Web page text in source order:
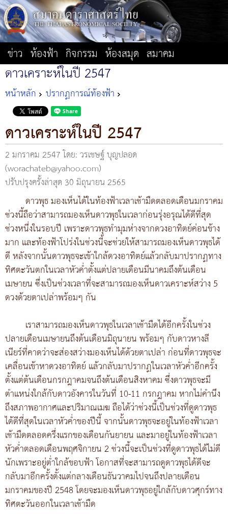
ข่าว ท้องฟ้า กิจกรรม ห้องสมุด สมาคม
ดาวเคราะห์ในปี 2547
หน้าหลัก ปรากฏการณ์ท้องฟ้า
ดาวเคราะห์ในปี 2547
2 มกราคม 2547โดย: วรเชษฐ์ บุญปลอด
(worachateb@yahoo.com)
ปรับปรุงครั้งล่าสุด 30 มิถุนายน 2565
ดาวพุธ มองเห็นได้ในท้องฟ้าเวลาเช้ามืดตลอดเดือนมกราคม
ช่วงนี้ถือว่าสามารถมองเห็นดาวพุธในเวลาก่อนรุ่งอรุณได้ดีที่สุด
ช่วงหนึ่งในรอบปี เพราะดาวพุธทำมุมห่างจากดวงอาทิตย์ค่อนข้าง
มาก และท้องฟ้าโปร่งในช่วงนี้จะช่วยให้สามารถมองเห็นดาวพุธได้
ดี หลังจากนั้นดาวพุธจะเข้าใกล้ดวงอาทิตย์แล้วกลับมาปรากฏทาง
ทิศตะวันตกในเวลาหัวค่ำตั้งแต่ปลายเดือนมีนาคมถึงต้นเดือน
เมษายน ซึ่งเป็นช่วงเวลาที่จะสามารถมองเห็นดาวเคราะห์สว่าง 5
ดวงด้วยตาเปล่าพร้อมๆ กัน
เราสามารถมองเห็นดาวพุธในเวลาเช้ามืดได้อีกครั้งในช่วง
ปลายเดือนเมษายนถึงต้นเดือนมิถุนายน พร้อมๆ กับดาวหางลี
เนียร์ที่คาดว่าจะส่องสว่างมองเห็นได้ด้วยตาเปล่า ก่อนที่ดาวพุธจะ
เคลื่อนเข้าหาดวงอาทิตย์ แล้วกลับมาปรากฏในเวลาหัวค่ำอีกครั้ง
ตั้งแต่ต้นเดือนกรกฎาคมจนถึงต้นเดือนสิงหาคม ซึ่งดาวพุธจะมี
ตำแหน่งใกล้กับดาวอังคารในวันที่ 10-11 กรกฎาคม หากไม่คำนึง
ถึงสภาพอากาศและปริมาณเมฆ ถือได้ว่าช่วงนี้เป็นช่วงที่ดูดาวพุธ
ได้ดีที่สุดในเวลาหัวค่ำของปีนี้ จากนั้นดาวพุธจะอยู่ในท้องฟ้าเวลา
เช้ามืดตลอดครึ่งแรกของเดือนกันยายน และมาอยู่ในท้องฟ้าเวลา
หัวค่ำตลอดเดือนพฤศจิกายน 2 ช่วงนี้จะเป็นช่วงที่ดูดาวพุธได้ไม่ดี
นักเพราะอยู่ต่ำใกล้ขอบฟ้า โอกาสที่จะสามารถดูดาวพุธได้ดีจะ
กลับมาอีกครั้งตั้งแต่กลางเดือนธันวาคมไปจนถึงปลายเดือน
มกราคมของปี 2548 โดยจะมองเห็นดาวพุธอยู่ใกล้กับดาวศุกร์ทาง
ทิศตะวันออกในเวลาเช้ามืด